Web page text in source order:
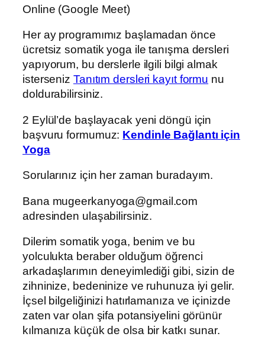
Online (Google Meet)
Her ay programımız başlamadan önce
ücretsiz somatik yoga ile tanışma dersleri
yapıyorum, bu derslerle ilgili bilgi almak
isterseniz Tanıtım dersleri kayıt formu nu
doldurabilirsiniz.
2 Eylül’de başlayacak yeni döngü için
başvuru formumuz: Kendinle Bağlantı için
Yoga
Sorularınız için her zaman buradayım.
Bana mugeerkanyoga@gmail.com
adresinden ulaşabilirsiniz.
Dilerim somatik yoga, benim ve bu
yolculukta beraber olduğum öğrenci
arkadaşlarımın deneyimlediği gibi, sizin de
zihninize, bedeninize ve ruhunuza iyi gelir.
İçsel bilgeliğinizi hatırlamanıza ve içinizde
zaten var olan şifa potansiyelini görünür
kılmanıza küçük de olsa bir katkı sunar.